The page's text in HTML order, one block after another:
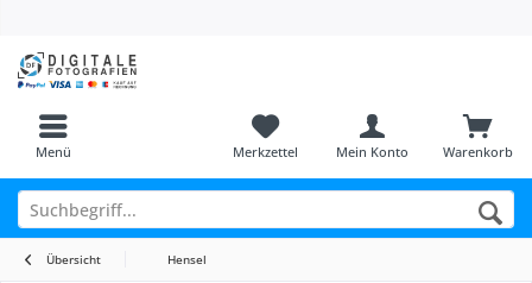
Menü Warenkorb
Merkzettel Mein Konto
Übersicht Hensel